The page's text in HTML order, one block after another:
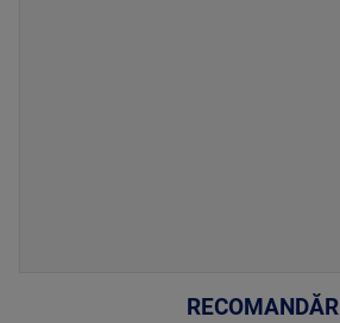
RECOMANDĂRI